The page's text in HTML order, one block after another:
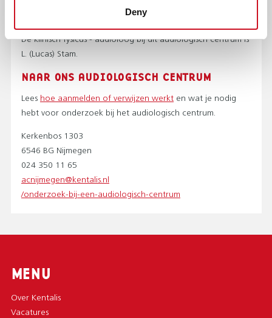
Deny
zetten van een volgende stap.
De klinisch fysicus - audioloog bij dit audiologisch centrum is
L. (Lucas) Stam.
NAAR ONS AUDIOLOGISCH CENTRUM
Lees hoe aanmelden of verwijzen werkt en wat je nodig
hebt voor onderzoek bij het audiologisch centrum.
Kerkenbos 1303
6546 BG Nijmegen
024 350 11 65
acnijmegen@kentalis.nl
/onderzoek-bij-een-audiologisch-centrum
MENU
Over Kentalis
Vacatures